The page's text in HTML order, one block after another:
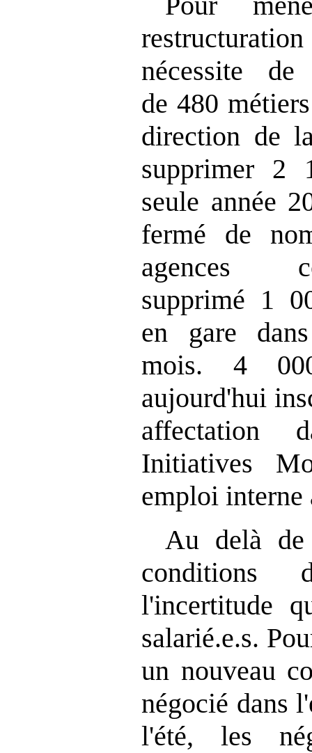
nécessite de
de 480
direction de
supprimer 2
seule année
fermé de
agences
supprimé 1
en gare
mois. 4
aujourd'hui
affectation
Initiatives
emploi interne
Au delà de
conditions
l'incertitude
salarié.e.s.
un nouveau
négocié dans
l'été, les